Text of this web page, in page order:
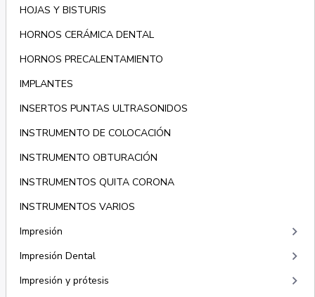
HOJAS Y BISTURIS
HORNOS CERÁMICA DENTAL
HORNOS PRECALENTAMIENTO
IMPLANTES
INSERTOS PUNTAS ULTRASONIDOS
INSTRUMENTO DE COLOCACIÓN
INSTRUMENTO OBTURACIÓN
INSTRUMENTOS QUITA CORONA
INSTRUMENTOS VARIOS
Impresión
keyboard_arrow_right
Impresión Dental keyboard_arrow_right
Impresión y prótesis keyboard_arrow_right